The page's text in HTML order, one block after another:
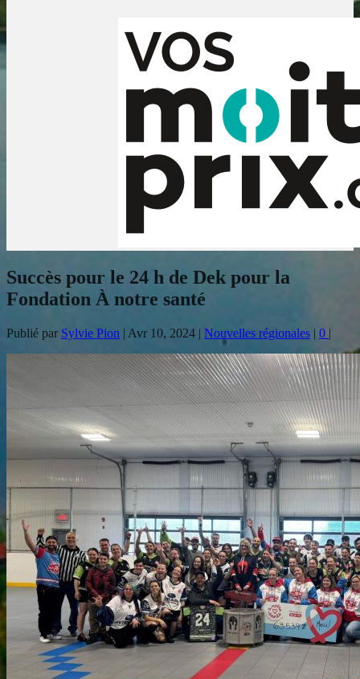
Succès pour le 24 h de Dek pour la
Fondation À notre santé
Publié par Sylvie Pion | Avr 10, 2024 | Nouvelles régionales | 0 |